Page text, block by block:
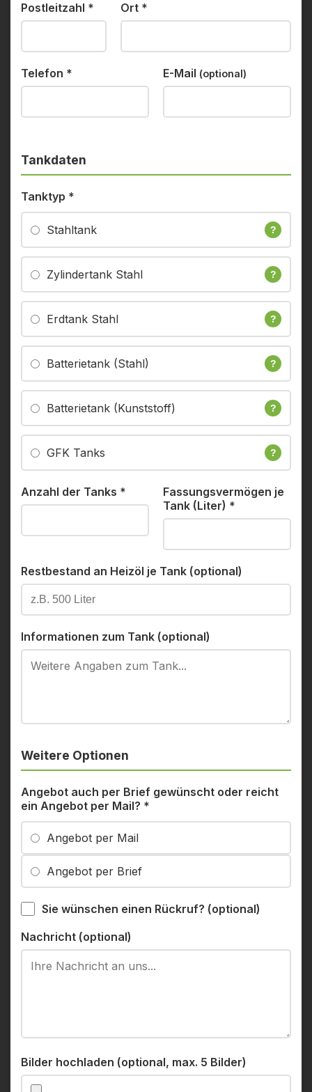
Postleitzahl * Ort *
Telefon * E-Mail (optional)
Tankdaten
Tanktyp *
Stahltank ?
Zylindertank Stahl ?
Erdtank Stahl ?
Batterietank (Stahl) ?
Batterietank (Kunststoff) ?
GFK Tanks ?
Anzahl der Tanks *
Fassungsvermögen je
Tank (Liter) *
Restbestand an Heizöl je Tank (optional)
Informationen zum Tank (optional)
Weitere Optionen
Angebot auch per Brief gewünscht oder reicht
ein Angebot per Mail? *
Angebot per Mail
Angebot per Brief
Sie wünschen einen Rückruf? (optional)
Nachricht (optional)
Bilder hochladen (optional, max. 5 Bilder)